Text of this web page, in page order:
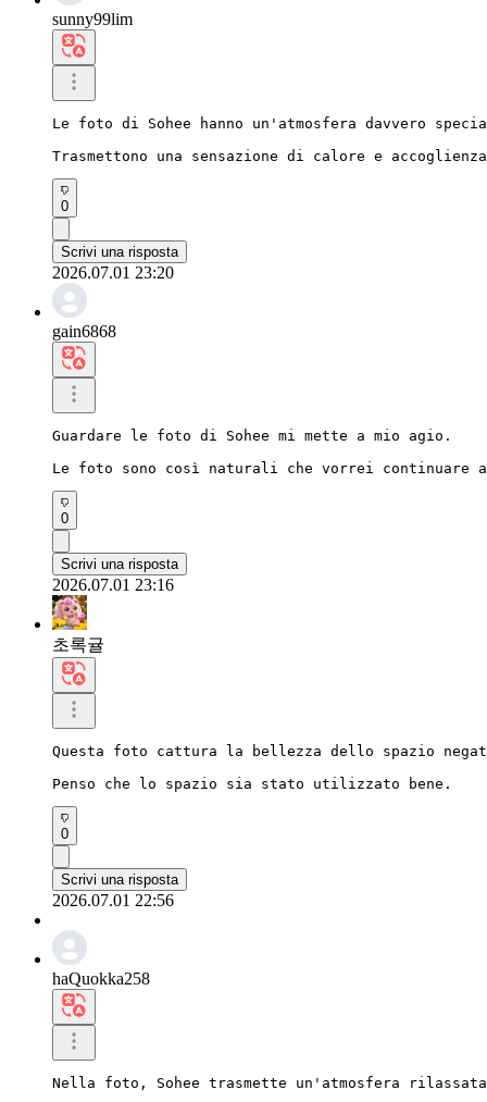
sunny99lim
Le foto di Sohee hanno un'atmosfera davvero
Trasmettono una sensazione di calore e
0
Scrivi una risposta
2026.07.01 23:20
gain6868
Guardare le foto di Sohee mi mette a mio agio.
Le foto sono così naturali che vorrei continuare
0
Scrivi una risposta
2026.07.01 23:16
초록귤
Questa foto cattura la bellezza dello spazio
Penso che lo spazio sia stato utilizzato bene.
0
Scrivi una risposta
2026.07.01 22:56
haQuokka258
Nella foto, Sohee trasmette un'atmosfera